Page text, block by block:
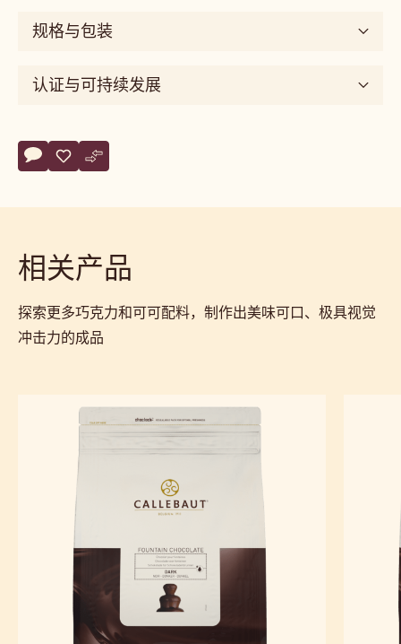
味
sweet
风
维
度
规格与包装
认证与可持续发展
Actions
评论
- Milk chocolate for fountains
保存
- Milk chocolate for fountains
比较
- Milk chocolate for fountains
相关产品
探索更多巧克力和可可配料，制作出美味可口、极具视觉
冲击力的成品